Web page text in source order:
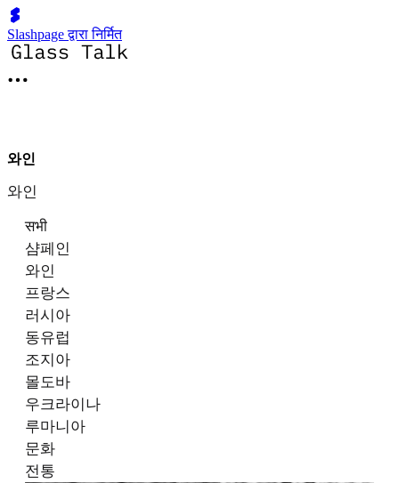
Slashpage द्वारा निर्मित
와인
와인
सभी
샴페인
와인
프랑스
러시아
동유럽
조지아
몰도바
우크라이나
루마니아
문화
전통